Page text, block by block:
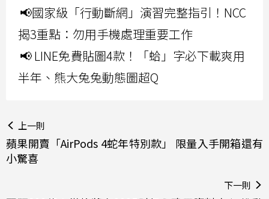
📢國家級「行動斷網」演習完整指引！NCC
揭3重點：勿用手機處理重要工作
📢 LINE免費貼圖4款！「蛤」字必下載爽用
半年、熊大兔兔動態圖超Q
上一則
蘋果開賣「AirPods 4蛇年特別款」 限量入手開箱還有
小驚喜
下一則